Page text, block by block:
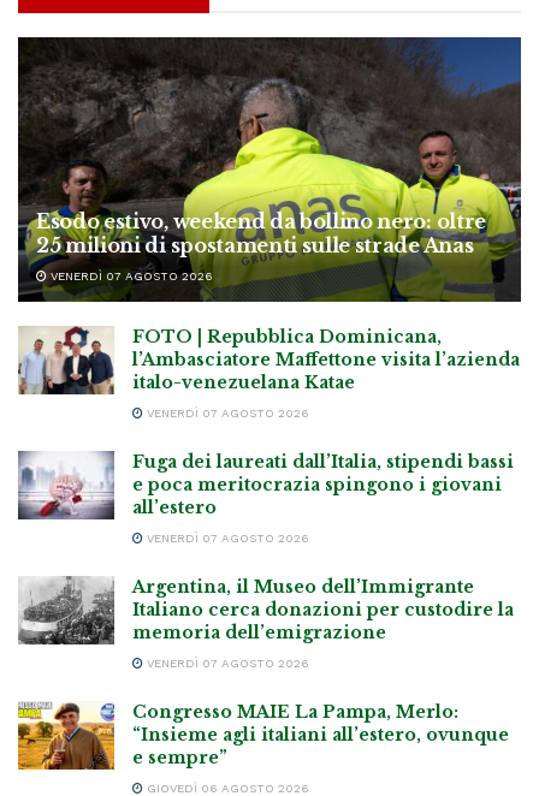
Esodo estivo, weekend da bollino nero: oltre
25 milioni di spostamenti sulle strade Anas
VENERDÌ 07 AGOSTO 2026
FOTO | Repubblica Dominicana,
l’Ambasciatore Maffettone visita l’azienda
italo-venezuelana Katae
VENERDÌ 07 AGOSTO 2026
Fuga dei laureati dall’Italia, stipendi bassi
e poca meritocrazia spingono i giovani
all’estero
VENERDÌ 07 AGOSTO 2026
Argentina, il Museo dell’Immigrante
Italiano cerca donazioni per custodire la
memoria dell’emigrazione
VENERDÌ 07 AGOSTO 2026
Congresso MAIE La Pampa, Merlo:
“Insieme agli italiani all’estero, ovunque
e sempre”
GIOVEDÌ 06 AGOSTO 2026